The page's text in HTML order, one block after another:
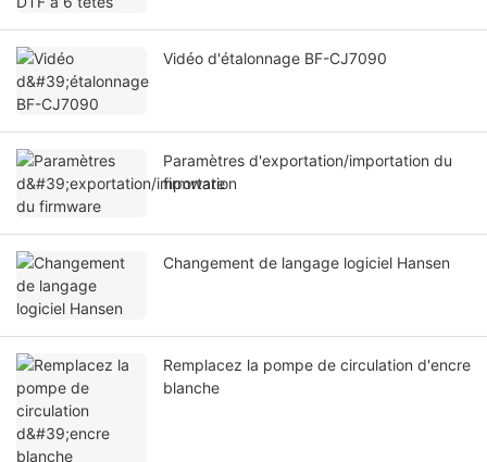
Vidéo d'étalonnage BF-CJ7090
Paramètres d'exportation/importation du
firmware
Changement de langage logiciel Hansen
Remplacez la pompe de circulation d'encre
blanche